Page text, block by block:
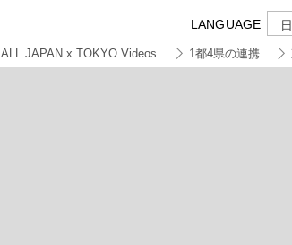
LANGUAGE
ALL JAPAN x TOKYO Videos 1都4県の連携